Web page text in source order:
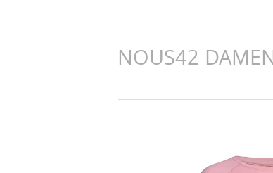
NOUS42